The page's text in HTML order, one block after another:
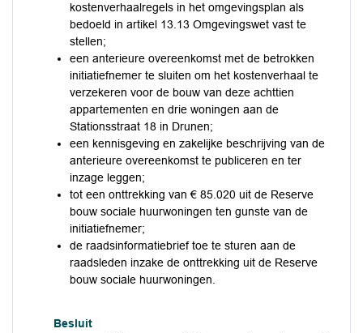
kostenverhaalregels in het omgevingsplan als
bedoeld in artikel 13.13 Omgevingswet vast te
stellen;
een anterieure overeenkomst met de betrokken
initiatiefnemer te sluiten om het kostenverhaal te
verzekeren voor de bouw van deze achttien
appartementen en drie woningen aan de
Stationsstraat 18 in Drunen;
een kennisgeving en zakelijke beschrijving van de
anterieure overeenkomst te publiceren en ter
inzage leggen;
tot een onttrekking van € 85.020 uit de Reserve
bouw sociale huurwoningen ten gunste van de
initiatiefnemer;
de raadsinformatiebrief toe te sturen aan de
raadsleden inzake de onttrekking uit de Reserve
bouw sociale huurwoningen.
Besluit